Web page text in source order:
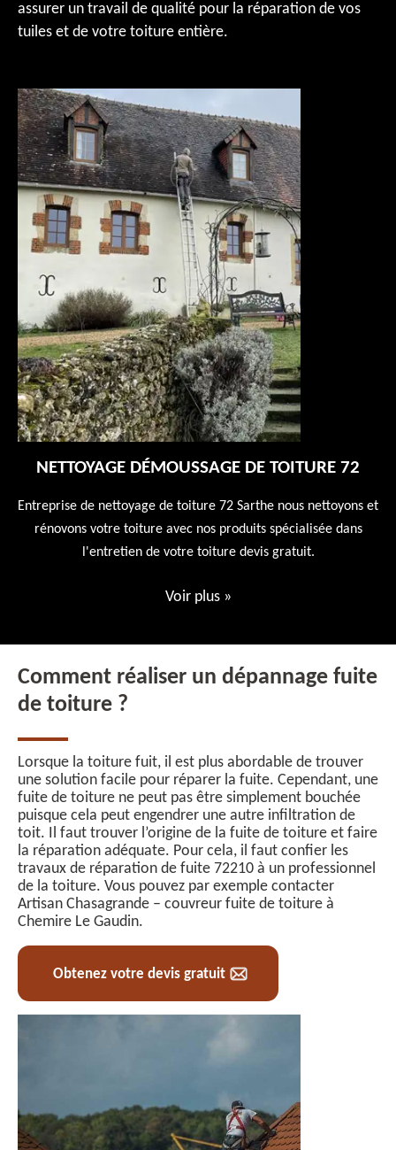
assurer un travail de qualité pour la réparation de vos
tuiles et de votre toiture entière.
NETTOYAGE DÉMOUSSAGE DE TOITURE 72
Entreprise de nettoyage de toiture 72 Sarthe nous nettoyons et
rénovons votre toiture avec nos produits spécialisée dans
l'entretien de votre toiture devis gratuit.
Voir plus »
Comment réaliser un dépannage fuite
de toiture ?
Lorsque la toiture fuit, il est plus abordable de trouver
une solution facile pour réparer la fuite. Cependant, une
fuite de toiture ne peut pas être simplement bouchée
puisque cela peut engendrer une autre infiltration de
toit. Il faut trouver l’origine de la fuite de toiture et faire
la réparation adéquate. Pour cela, il faut confier les
travaux de réparation de fuite 72210 à un professionnel
de la toiture. Vous pouvez par exemple contacter
Artisan Chasagrande – couvreur fuite de toiture à
Chemire Le Gaudin.
Obtenez votre devis gratuit